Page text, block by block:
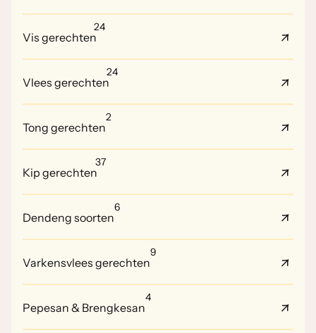
Vis gerechten
24
Vlees gerechten
24
Tong gerechten
2
Kip gerechten
37
Dendeng soorten
6
Varkensvlees gerechten
9
Pepesan & Brengkesan
4